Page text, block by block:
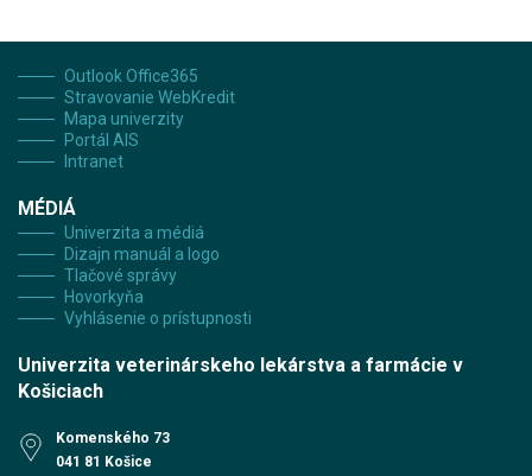
Outlook Office365
Stravovanie WebKredit
Mapa univerzity
Portál AIS
Intranet
MÉDIÁ
Univerzita a médiá
Dizajn manuál a logo
Tlačové správy
Hovorkyňa
Vyhlásenie o prístupnosti
Univerzita veterinárskeho lekárstva a farmácie v
Košiciach
Komenského 73
041 81 Košice